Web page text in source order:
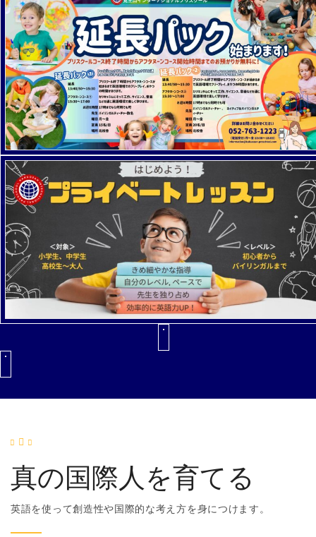
真の国際人を育てる
英語を使って創造性や国際的な考え方を身につけます。